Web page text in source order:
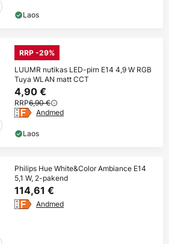
Laos
RRP -29%
LUUMR nutikas LED-pirn E14 4,9 W RGB
Tuya WLAN matt CCT
4,90 €
RRP6,90 €
Andmed
Laos
Philips Hue White&Color Ambiance E14
5,1 W, 2-pakend
114,61 €
Andmed